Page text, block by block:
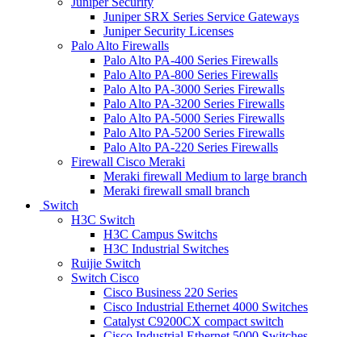
Juniper SRX Series Service Gateways
Juniper Security Licenses
Palo Alto Firewalls
Palo Alto PA-400 Series Firewalls
Palo Alto PA-800 Series Firewalls
Palo Alto PA-3000 Series Firewalls
Palo Alto PA-3200 Series Firewalls
Palo Alto PA-5000 Series Firewalls
Palo Alto PA-5200 Series Firewalls
Palo Alto PA-220 Series Firewalls
Firewall Cisco Meraki
Meraki firewall Medium to large branch
Meraki firewall small branch
Switch
H3C Switch
H3C Campus Switchs
H3C Industrial Switches
Ruijie Switch
Switch Cisco
Cisco Business 220 Series
Cisco Industrial Ethernet 4000 Switches
Catalyst C9200CX compact switch